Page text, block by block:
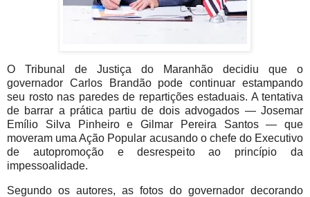
O Tribunal de Justiça do Maranhão decidiu que o
governador Carlos Brandão pode continuar estampando
seu rosto nas paredes de repartições estaduais. A tentativa
de barrar a prática partiu de dois advogados — Josemar
Emílio Silva Pinheiro e Gilmar Pereira Santos — que
moveram uma Ação Popular acusando o chefe do Executivo
de autopromoção e desrespeito ao princípio da
impessoalidade.
Segundo os autores, as fotos do governador decorando